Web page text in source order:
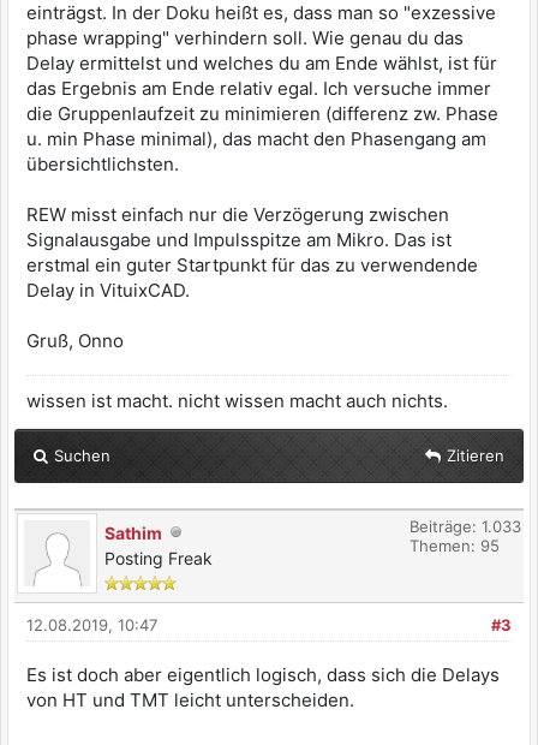
einträgst. In der Doku heißt es, dass man so "exzessive
phase wrapping" verhindern soll. Wie genau du das
Delay ermittelst und welches du am Ende wählst, ist für
das Ergebnis am Ende relativ egal. Ich versuche immer
die Gruppenlaufzeit zu minimieren (differenz zw. Phase
u. min Phase minimal), das macht den Phasengang am
übersichtlichsten.
REW misst einfach nur die Verzögerung zwischen
Signalausgabe und Impulsspitze am Mikro. Das ist
erstmal ein guter Startpunkt für das zu verwendende
Delay in VituixCAD.
Gruß, Onno
wissen ist macht. nicht wissen macht auch nichts.
Suchen Zitieren
Sathim
Posting Freak
Beiträge: 1.033
Themen: 95
#3
12.08.2019, 10:47
Es ist doch aber eigentlich logisch, dass sich die Delays
von HT und TMT leicht unterscheiden.